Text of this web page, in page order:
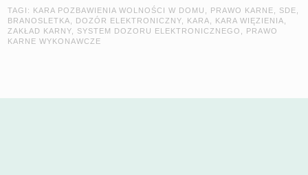
TAGI: KARA POZBAWIENIA WOLNOŚCI W DOMU PRAWO KARNE SDE
BRANOSLETKA
DOZÓR ELEKTRONICZNY KARA KARA WIĘZIENIA
ZAKŁAD KARNY
SYSTEM DOZORU ELEKTRONICZNEGO
PRAWO
KARNE WYKONAWCZE